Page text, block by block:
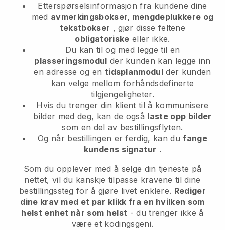
Etterspørselsinformasjon fra kundene dine
med avmerkingsbokser, mengdeplukkere og
tekstbokser , gjør disse feltene
obligatoriske eller ikke.
Du kan til og med legge til en
plasseringsmodul der kunden kan legge inn
en adresse og en tidsplanmodul der kunden
kan velge mellom forhåndsdefinerte
tilgjengeligheter.
Hvis du trenger din klient til å kommunisere
bilder med deg, kan de også laste opp bilder
som en del av bestillingsflyten.
Og når bestillingen er ferdig, kan dufange
kundens signatur .
Som du opplever med å selge din tjeneste på
nettet, vil du kanskje tilpasse kravene til dine
bestillingssteg for å gjøre livet enklere. Rediger
dine krav med et par klikk fra en hvilken som
helst enhet når som helst - du trenger ikke å
være et kodingsgeni.